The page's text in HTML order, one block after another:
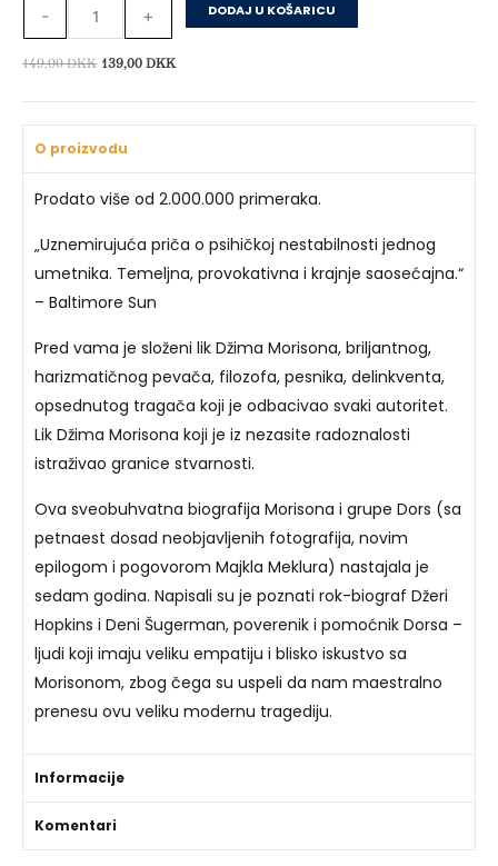
-
izvući
+ DODAJ U KOŠARICU
149,00DKK Izvorna
139,00 DKKTrenutna
O proizvodu
Prodato više od 2.000.000 primeraka.
„Uznemirujuća priča o psihičkoj nestabilnosti jednog
umetnika. Temeljna, provokativna i krajnje saosećajna.“
– Baltimore Sun
Pred vama je složeni lik Džima Morisona, briljantnog,
harizmatičnog pevača, filozofa, pesnika, delinkventa,
opsednutog tragača koji je odbacivao svaki autoritet.
Lik Džima Morisona koji je iz nezasite radoznalosti
istraživao granice stvarnosti.
Ova sveobuhvatna biografija Morisona i grupe Dors (sa
petnaest dosad neobjavljenih fotografija, novim
epilogom i pogovorom Majkla Meklura) nastajala je
sedam godina. Napisali su je poznati rok-biograf Džeri
Hopkins i Deni Šugerman, poverenik i pomoćnik Dorsa –
ljudi koji imaju veliku empatiju i blisko iskustvo sa
Morisonom, zbog čega su uspeli da nam maestralno
prenesu ovu veliku modernu tragediju.
Informacije
Komentari